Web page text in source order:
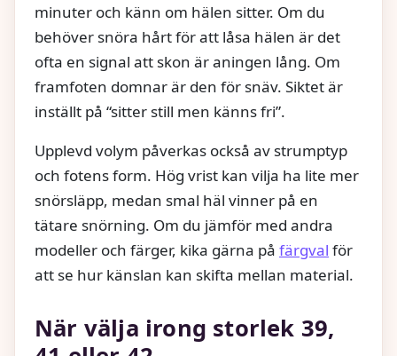
minuter och känn om hälen sitter. Om du
behöver snöra hårt för att låsa hälen är det
ofta en signal att skon är aningen lång. Om
framfoten domnar är den för snäv. Siktet är
inställt på “sitter still men känns fri”.
Upplevd volym påverkas också av strumptyp
och fotens form. Hög vrist kan vilja ha lite mer
snörsläpp, medan smal häl vinner på en
tätare snörning. Om du jämför med andra
modeller och färger, kika gärna på färgval för
att se hur känslan kan skifta mellan material.
När välja irong storlek 39,